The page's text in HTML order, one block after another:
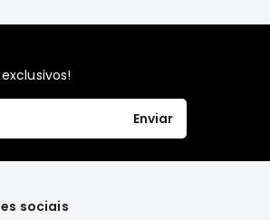
Enviar
sociais